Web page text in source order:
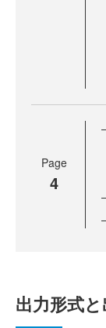
Page
4
出力形式